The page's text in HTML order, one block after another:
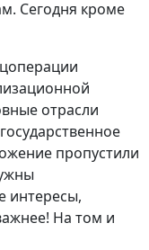
Сегодня кроме
отрасли
пропустили
интересы,
На том и